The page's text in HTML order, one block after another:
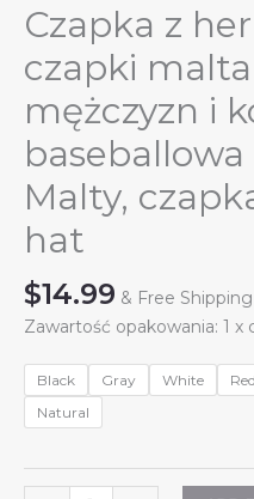
Czapka z
czapki
mężczyzn i
Malty,
hat
$14.99 & Free Shipping
Zawartość opakowania: 1
Black Gray White Red
Natural